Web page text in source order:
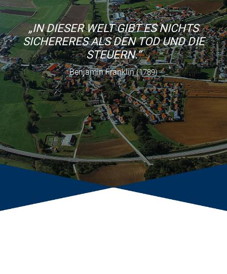
„IN DIESER WELT GIBT ES NICHTS
SICHERERES ALS DEN TOD UND DIE
STEUERN.“
Benjamin Franklin(1789)